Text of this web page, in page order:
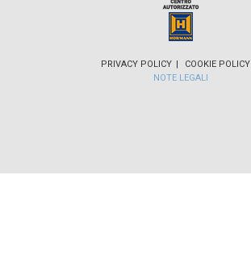
PRIVACY POLICY
COOKIE POLICY
NOTE LEGALI